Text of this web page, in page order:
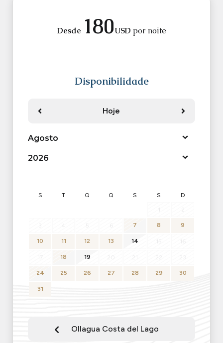
Desde 180USD por noite
Disponibilidade
Hoje
S T Q Q S S D
7 8 9
10 11 12 13 14
18 19
24 25 26 27 28 29 30
31
Ollagua Costa del Lago